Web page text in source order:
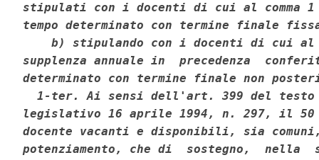
stipulati con i docenti di cui al
tempo determinato con termine finale
b) stipulando con i docenti di cui
supplenza annuale in  precedenza
determinato con termine finale non
1-ter. Ai sensi dell'art. 399 del
legislativo 16 aprile 1994, n. 297, il
docente vacanti e disponibili, sia
potenziamento, che di  sostegno,